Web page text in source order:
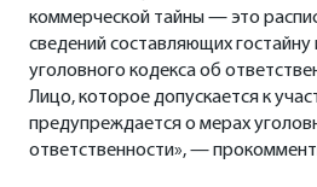
коммерческой тайны — это
сведений составляющих гостайну
уголовного кодекса об
Лицо, которое допускается к
предупреждается о мерах
ответственности», —